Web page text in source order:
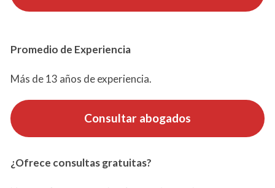
Promedio de Experiencia
Más de 13 años de experiencia.
Consultar abogados
¿Ofrece consultas gratuitas?